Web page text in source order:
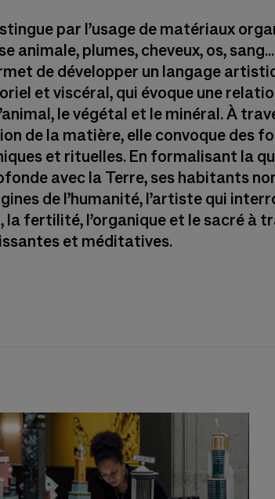
par l’usage de matériaux
animale, plumes, cheveux, os,
de développer un langage
et viscéral, qui évoque une
le végétal et le minéral. À
de la matière, elle convoque des
et rituelles. En formalisant la
avec la Terre, ses habitants
de l’humanité, l’artiste qui
fertilité, l’organique et le sacré à
et méditatives.